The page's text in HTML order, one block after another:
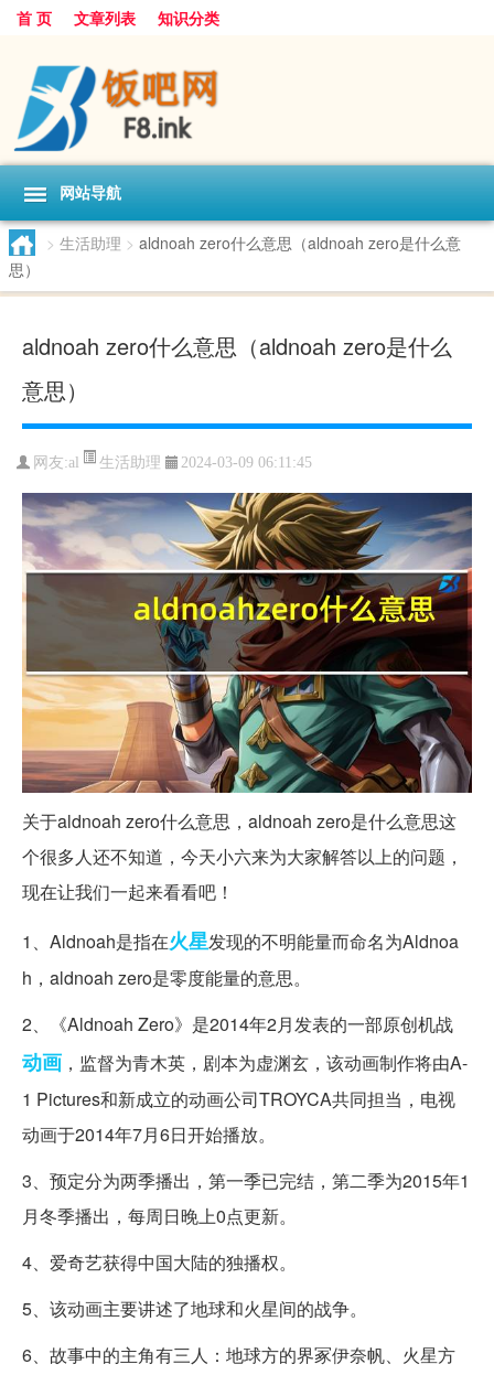
首 页 文章列表 知识分类
网站导航
> 生活助理 > aldnoah zero什么意思（aldnoah zero是什么意
思）
aldnoah zero什么意思（aldnoah zero是什么
意思）
网友:al 生活助理 2024-03-09 06:11:45
关于aldnoah zero什么意思，aldnoah zero是什么意思这
个很多人还不知道，今天小六来为大家解答以上的问题，
现在让我们一起来看看吧！
1、Aldnoah是指在火星发现的不明能量而命名为Aldnoa
h，aldnoah zero是零度能量的意思。
2、《Aldnoah Zero》是2014年2月发表的一部原创机战
动画 ，监督为青木英，剧本为虚渊玄，该动画制作将由A-
1 Pictures和新成立的动画公司TROYCA共同担当，电视
动画于2014年7月6日开始播放。
3、预定分为两季播出，第一季已完结，第二季为2015年1
月冬季播出，每周日晚上0点更新。
4、爱奇艺获得中国大陆的独播权。
5、该动画主要讲述了地球和火星间的战争。
6、故事中的主角有三人：地球方的界冢伊奈帆、火星方